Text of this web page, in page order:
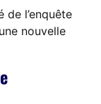
l’enquête
nouvelle